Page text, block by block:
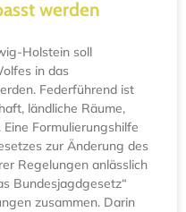
werden
Holstein soll
in das
Federführend ist
ländliche Räume,
Formulierungshilfe
zur Änderung des
Regelungen anlässlich
Bundesjagdgesetz“
zusammen. Darin